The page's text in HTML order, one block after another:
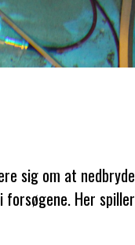
sig om at nedbryde
Her spiller